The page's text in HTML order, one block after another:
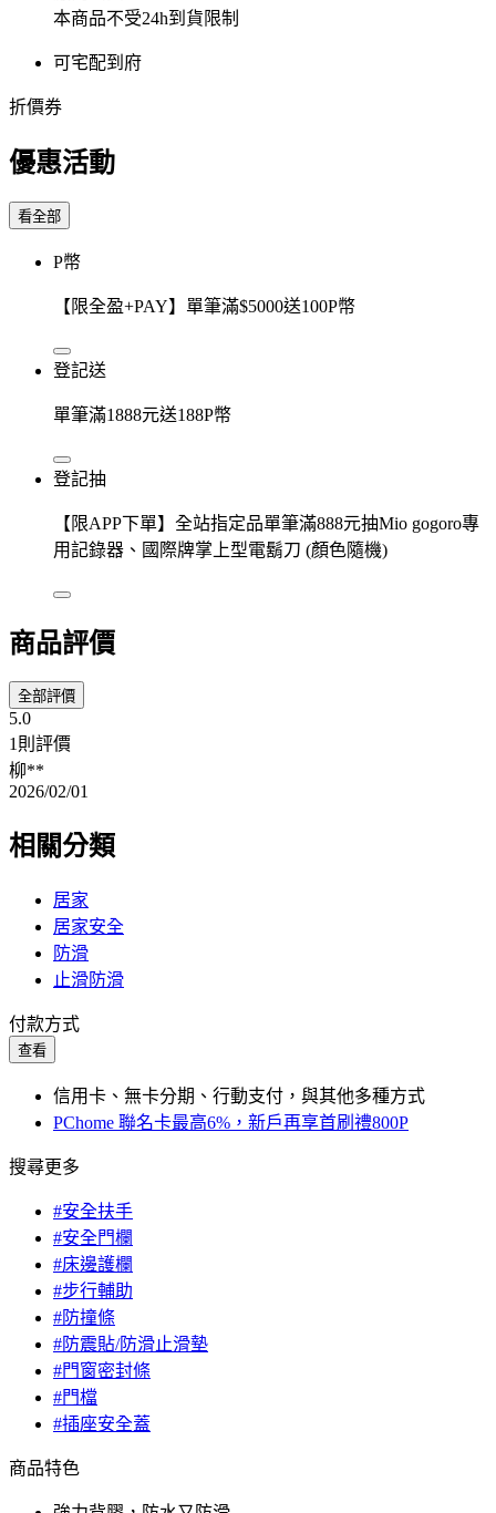
本商品不受24h到貨限制
可宅配到府
折價券
優惠活動
看全部
P幣
【限全盈+PAY】單筆滿$5000送100P幣
登記送
單筆滿1888元送188P幣
登記抽
【限APP下單】全站指定品單筆滿888元抽Mio gogoro專
用記錄器、國際牌掌上型電鬍刀 (顏色隨機)
商品評價
全部評價
5.0
1則評價
柳**
2026/02/01
相關分類
居家
居家安全
防滑
止滑防滑
付款方式
查看
信用卡、無卡分期、行動支付，與其他多種方式
PChome 聯名卡最高6%，新戶再享首刷禮800P
搜尋更多
#安全扶手
#安全門欄
#床邊護欄
#步行輔助
#防撞條
#防震貼/防滑止滑墊
#門窗密封條
#門檔
#插座安全蓋
商品特色